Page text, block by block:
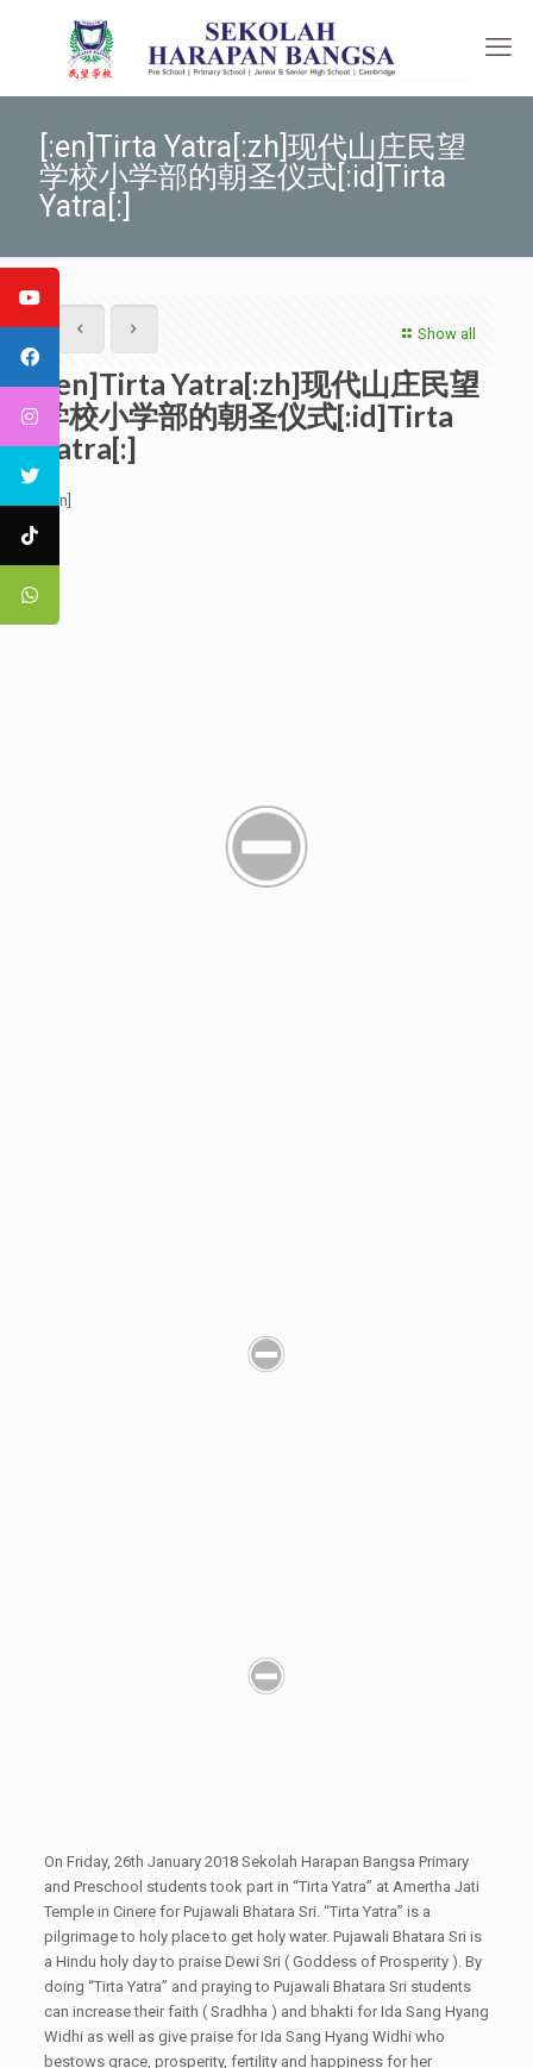
[:en]Tirta Yatra[:zh]现代山庄民望
学校小学部的朝圣仪式[:id]Tirta
Yatra[:]
Show all
[:en]Tirta Yatra[:zh]现代山庄民望
学校小学部的朝圣仪式[:id]Tirta
Yatra[:]
[:en]
On Friday, 26th January 2018 Sekolah Harapan Bangsa Primary
and Preschool students took part in “Tirta Yatra” at Amertha Jati
Temple in Cinere for Pujawali Bhatara Sri. “Tirta Yatra” is a
pilgrimage to holy place to get holy water. Pujawali Bhatara Sri is
a Hindu holy day to praise Dewi Sri ( Goddess of Prosperity ). By
doing “Tirta Yatra” and praying to Pujawali Bhatara Sri students
can increase their faith ( Sradhha ) and bhakti for Ida Sang Hyang
Widhi as well as give praise for Ida Sang Hyang Widhi who
bestows grace, prosperity, fertility and happiness for her